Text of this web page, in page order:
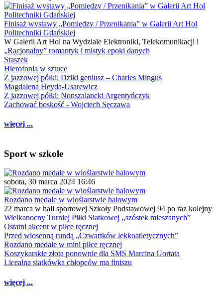
Finisaż wystawy „Pomiędzy / Przenikania” w Galerii Art Hol
Politechniki Gdańskiej
W Galerii Art Hol na Wydziale Elektroniki, Telekomunikacji i
„Racjonalny” romantyk i mistyk epoki danych
Staszek
Hierofonia w sztuce
Z jazzowej półki: Dziki geniusz – Charles Mingus
Magdalena Heyda-Usarewicz
Z jazzowej półki: Nonszalancki Argentyńczyk
Zachować boskość - Wojciech Sęczawa
więcej ...
Sport w szkole
sobota, 30 marca 2024 16:46
Rozdano medale w wioślarstwie halowym
22 marca w hali sportowej Szkoły Podstawowej 94 po raz kolejny
Wielkanocny Turniej Piłki Siatkowej ,,szóstek mieszanych”
Ostatni akcent w piłce ręcznej
Przed wiosenną rundą „Czwartków lekkoatletycznych”
Rozdano medale w mini piłce ręcznej
Koszykarskie złota ponownie dla SMS Marcina Gortata
Licealna siatkówka chłopców ma finiszu
więcej ...